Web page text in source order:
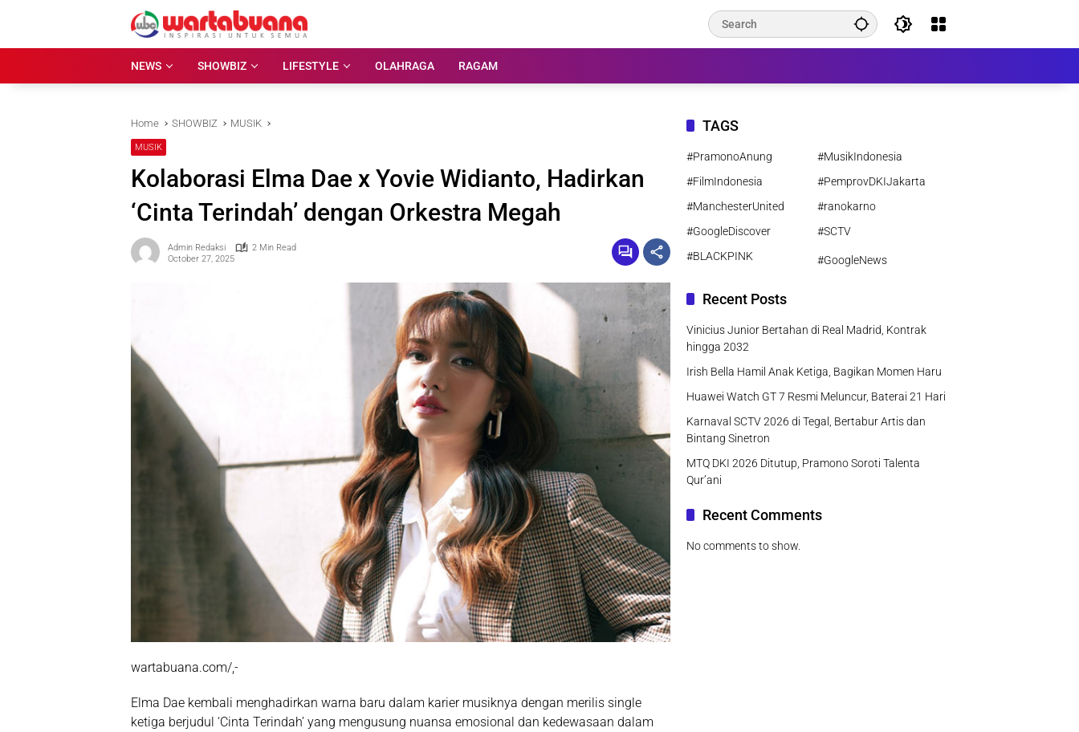
NEWS
SHOWBIZ LIFESTYLE OLAHRAGA RAGAM
Home SHOWBIZ MUSIK
MUSIK
Kolaborasi Elma Dae x Yovie Widianto, Hadirkan
‘Cinta Terindah’ dengan Orkestra Megah
Admin Redaksi
2 Min Read
October 27, 2025
wartabuana.com/,-
Elma Dae kembali menghadirkan warna baru dalam karier musiknya dengan merilis single
ketiga berjudul ‘Cinta Terindah’ yang mengusung nuansa emosional dan kedewasaan dalam
TAGS
#PramonoAnung
#MusikIndonesia
#FilmIndonesia
#PemprovDKIJakarta
#ManchesterUnited
#ranokarno
#GoogleDiscover
#SCTV
#BLACKPINK
#GoogleNews
Recent Posts
Vinicius Junior Bertahan di Real Madrid, Kontrak
hingga 2032
Irish Bella Hamil Anak Ketiga, Bagikan Momen Haru
Huawei Watch GT 7 Resmi Meluncur, Baterai 21 Hari
Karnaval SCTV 2026 di Tegal, Bertabur Artis dan
Bintang Sinetron
MTQ DKI 2026 Ditutup, Pramono Soroti Talenta
Qur’ani
Recent Comments
No comments to show.